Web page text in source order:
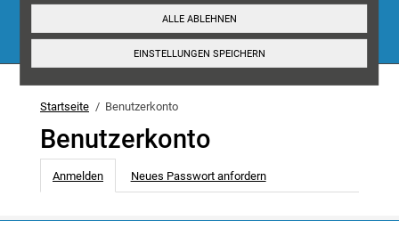
ALLE ABLEHNEN
EINSTELLUNGEN SPEICHERN
Navigation☰
Startseite Benutzerkonto
Benutzerkonto
Haupt-Reiter
Anmelden (aktiver Reiter)
Neues Passwort anfordern